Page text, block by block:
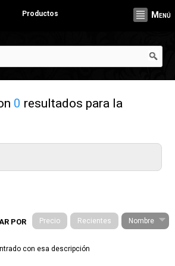
contenido
Productos Menú
0 resultados para la
POR Precio Recientes Nombre
con esa descripción